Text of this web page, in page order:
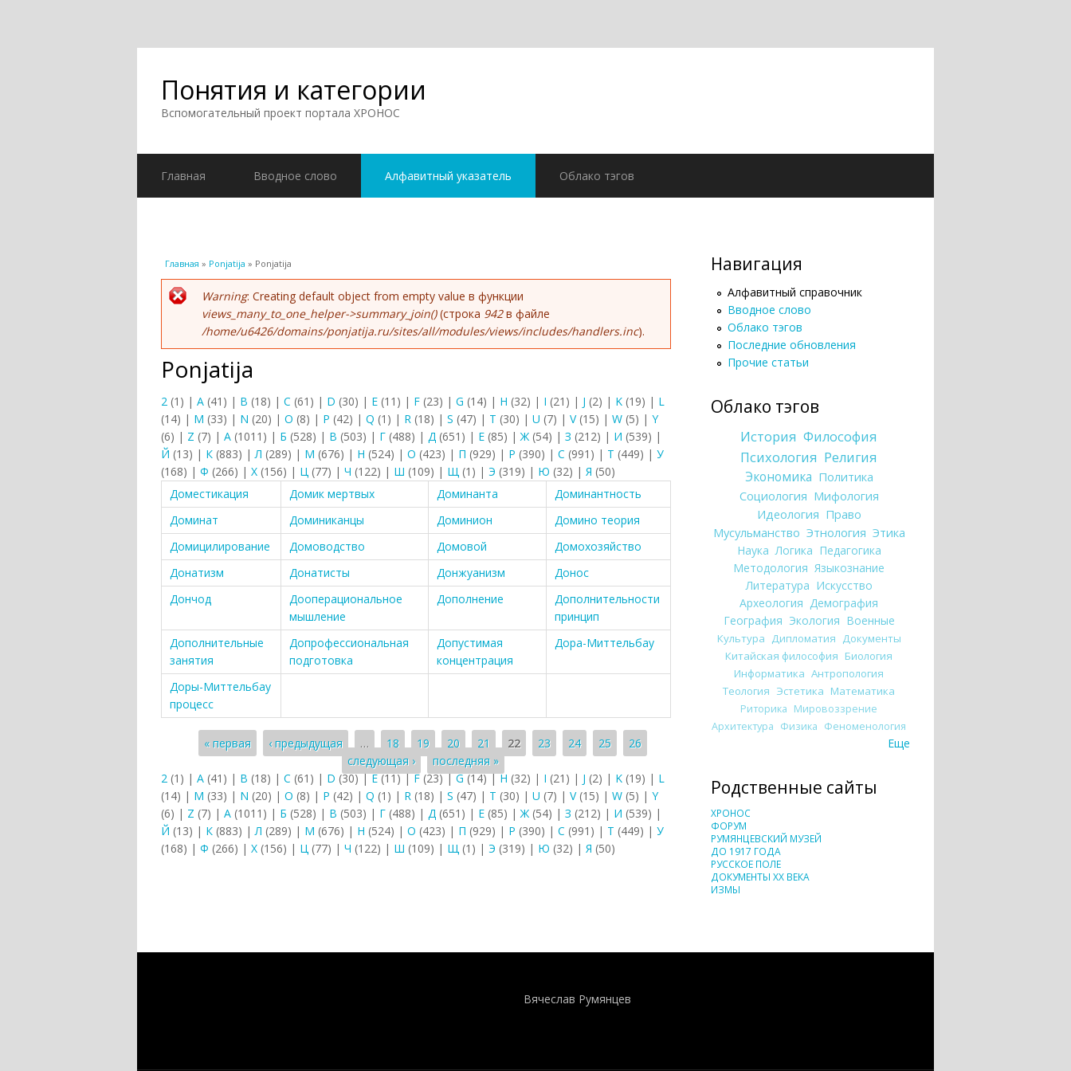
Понятия и категории
Вспомогательный проект портала ХРОНОС
Главная Вводное слово Алфавитный указатель Облако тэгов
Вы здесь
Главная » Ponjatija » Ponjatija
Сообщение об ошибке
Warning: Creating default object from empty value в функции
views_many_to_one_helper->summary_join()(строка 942в файле
/home/u6426/domains/ponjatija.ru/sites/all/modules/views/includes/handlers.inc).
Ponjatija
2 (1) | A (41) | B (18) | C (61) | D (30) | E (11) | F (23) | G (14) | H (32) | I (21) | J (2) | K (19) | L
(14) | M (33) | N (20) | O (8) | P (42) | Q (1) | R (18) | S (47) | T (30) | U (7) | V(15) | W (5) | Y
(6) | Z (7) | А (1011) | Б (528) | В (503) | Г (488) | Д (651) | Е (85) |Ж (54) | З (212) | И (539) |
Й (13) | К (883) |Л (289) | М (676) | Н (524) | О (423) | П (929) | Р (390) | С (991) | Т (449) | У
(168) | Ф (266) | Х (156) | Ц (77) | Ч (122) | Ш (109) | Щ (1) | Э (319) | Ю (32) | Я (50)
Доместикация
Домик мертвых Доминанта
Доминантность
Доминат
Доминиканцы Доминион
Домино теория
Домицилирование
Домоводство Домовой
Домохозяйство
Донатизм
Донатисты Донжуанизм
Донос
Дончод
Дооперациональное
мышление
Дополнение
Дополнительности
принцип
Дополнительные
занятия
Допрофессиональная
подготовка
Допустимая
концентрация
Дора-Миттельбау
Доры-Миттельбау
процесс
Страницы
« первая ‹ предыдущая … 18 19 20 21 22 23 24 25
26
следующая ›
последняя »
2 (1) | A (41) | B (18) | C (61) | D (30)|E(11)|F (23)|G(14)|H (32) | I (21) | J (2) | K (19) | L
(14) | M (33) | N (20) | O (8) | P (42) | Q (1) | R (18) | S (47) | T (30) | U (7) | V(15) | W (5) | Y
(6) | Z (7) | А (1011) | Б (528) | В (503) | Г (488) | Д (651) | Е (85) |Ж (54) | З (212) | И (539) |
Й (13) | К (883) |Л (289) | М (676) | Н (524) | О (423) | П (929) | Р (390) | С (991) | Т (449) | У
(168) | Ф (266) | Х (156) | Ц (77) | Ч (122) | Ш (109) | Щ (1) | Э (319) | Ю (32) | Я (50)
Навигация
Алфавитный справочник
Вводное слово
Облако тэгов
Последние обновления
Прочие статьи
Облако тэгов
История Философия
Психология Религия
Экономика Политика
Социология Мифология
Идеология Право
Мусульманство Этнология Этика
Наука Логика Педагогика
Методология Языкознание
Литература Искусство
Археология Демография
География Экология Военные
Культура Дипломатия Документы
Китайская философия Биология
Информатика Антропология
Теология Эстетика Математика
Риторика Мировоззрение
Архитектура Физика Феноменология
Еще
Родственные сайты
ХРОНОС
ФОРУМ
РУМЯНЦЕВСКИЙ МУЗЕЙ
ДО 1917 ГОДА
РУССКОЕ ПОЛЕ
ДОКУМЕНТЫ XX ВЕКА
ИЗМЫ
Вячеслав Румянцев